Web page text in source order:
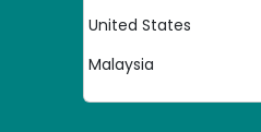
United States
Malaysia